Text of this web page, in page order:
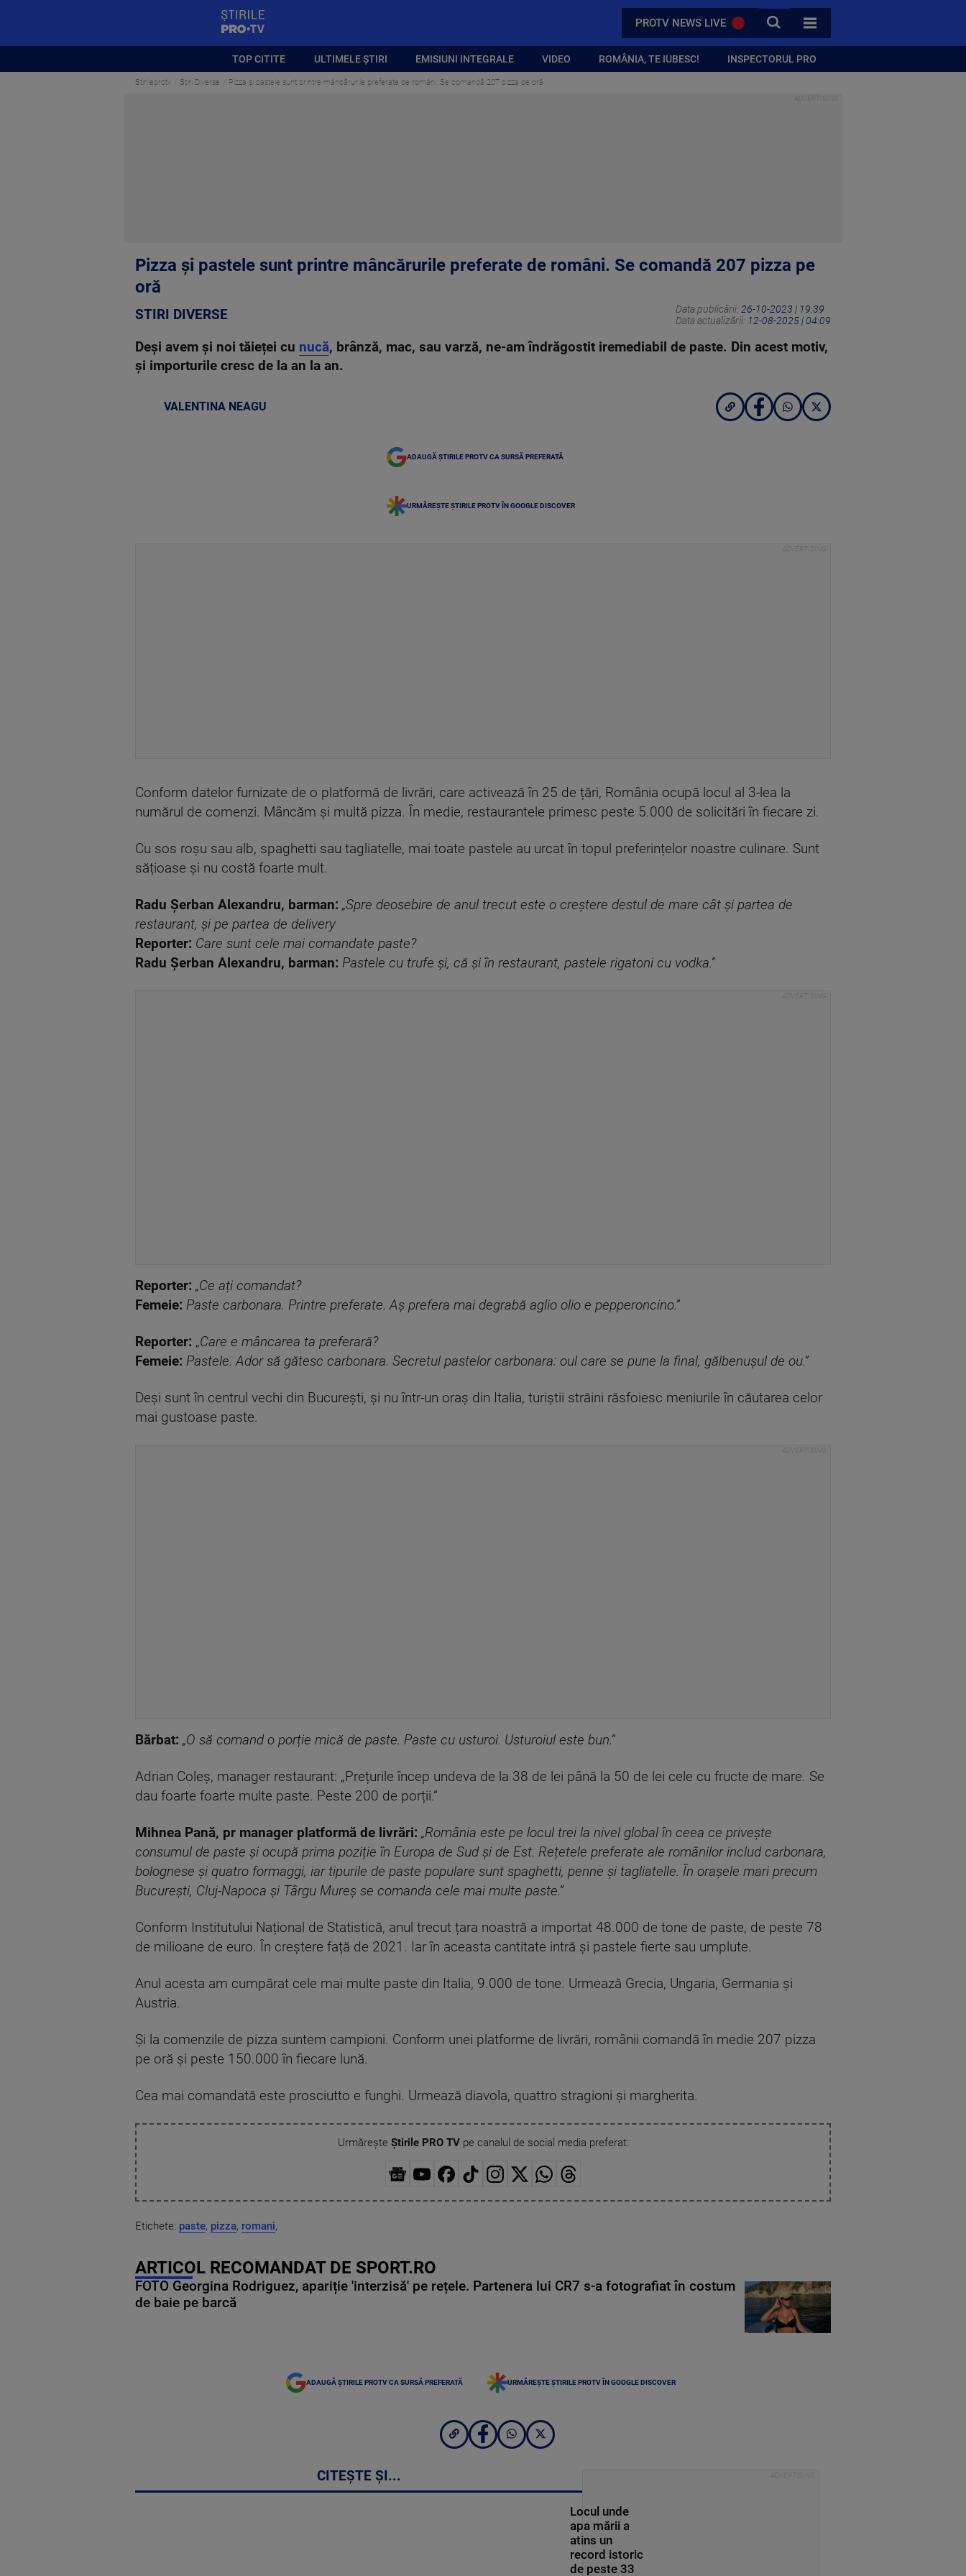
PROTV NEWS LIVE CAUTA
TOATE CATEGORIILE
TOP CITITE ULTIMELE ȘTIRI EMISIUNI INTEGRALE VIDEO ROMÂNIA, TE IUBESC! INSPECTORUL PRO
Stirileprotv Stiri Diverse Pizza și pastele sunt printre mâncărurile preferate de români. Se comandă 207 pizza pe oră
Pizza și pastele sunt printre mâncărurile preferate de români. Se comandă 207 pizza pe
oră
STIRI DIVERSE Data publicării: 26-10-2023 | 19:39
Data actualizării: 12-08-2025 | 04:09
Deși avem și noi tăieței cu nucă, brânză, mac, sau varză, ne-am îndrăgostit iremediabil de paste. Din acest motiv,
și importurile cresc de la an la an.
VALENTINA NEAGU
ADAUGĂ ȘTIRILE PROTV CA SURSĂ PREFERATĂ
URMĂREȘTE ȘTIRILE PROTV ÎN GOOGLE DISCOVER
Conform datelor furnizate de o platformă de livrări, care activează în 25 de țări, România ocupă locul al 3-lea la
numărul de comenzi. Mâncăm și multă pizza. În medie, restaurantele primesc peste 5.000 de solicitări în fiecare zi.
Cu sos roșu sau alb, spaghetti sau tagliatelle, mai toate pastele au urcat în topul preferințelor noastre culinare. Sunt
sățioase și nu costă foarte mult.
Radu Șerban Alexandru, barman: „Spre deosebire de anul trecut este o creștere destul de mare cât și partea de
restaurant, și pe partea de delivery
Reporter: Care sunt cele mai comandate paste?
Radu Șerban Alexandru, barman: Pastele cu trufe și, că și în restaurant, pastele rigatoni cu vodka.”
Reporter: „Ce ați comandat?
Femeie: Paste carbonara. Printre preferate. Aș prefera mai degrabă aglio olio e pepperoncino.”
Reporter: „Care e mâncarea ta preferară?
Femeie: Pastele. Ador să gătesc carbonara. Secretul pastelor carbonara: oul care se pune la final, gălbenușul de ou.”
Deși sunt în centrul vechi din București, și nu într-un oraș din Italia, turiștii străini răsfoiesc meniurile în căutarea celor
mai gustoase paste.
Bărbat: „O să comand o porție mică de paste. Paste cu usturoi. Usturoiul este bun.”
Adrian Coleș, manager restaurant: „Prețurile încep undeva de la 38 de lei până la 50 de lei cele cu fructe de mare. Se
dau foarte foarte multe paste. Peste 200 de porții.”
Mihnea Pană, pr manager platformă de livrări: „România este pe locul trei la nivel global în ceea ce privește
consumul de paste și ocupă prima poziție în Europa de Sud și de Est. Rețetele preferate ale românilor includ carbonara,
bolognese și quatro formaggi, iar tipurile de paste populare sunt spaghetti, penne și tagliatelle. În orașele mari precum
București, Cluj-Napoca și Târgu Mureș se comanda cele mai multe paste.”
Conform Institutului Național de Statistică, anul trecut țara noastră a importat 48.000 de tone de paste, de peste 78
de milioane de euro. În creștere față de 2021. Iar în aceasta cantitate intră și pastele fierte sau umplute.
Anul acesta am cumpărat cele mai multe paste din Italia, 9.000 de tone. Urmează Grecia, Ungaria, Germania și
Austria.
Și la comenzile de pizza suntem campioni. Conform unei platforme de livrări, românii comandă în medie 207 pizza
pe oră și peste 150.000 în fiecare lună.
Cea mai comandată este prosciutto e funghi. Urmează diavola, quattro stragioni și margherita.
Urmărește Știrile PRO TVpe canalul de social media preferat:
Etichete: paste, pizza, romani,
ARTICOL RECOMANDAT DE SPORT.RO
FOTO Georgina Rodriguez, apariție 'interzisă' pe rețele. Partenera lui CR7 s-a fotografiat în costum
de baie pe barcă
ADAUGĂ ȘTIRILE PROTV CA SURSĂ PREFERATĂ URMĂREȘTE ȘTIRILE PROTV ÎN GOOGLE DISCOVER
CITEȘTE ȘI...
Locul unde
apa mării a
atins un
record istoric
de peste 33